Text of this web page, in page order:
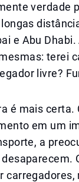
verdade
e Abu
terei
livre?
é mais certa.
em um
a
carregadores,